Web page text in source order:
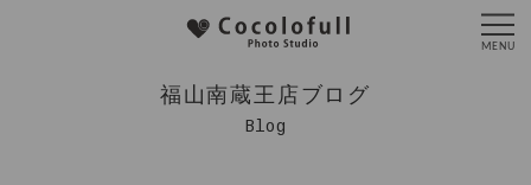
福山南蔵王店ブログ
Blog